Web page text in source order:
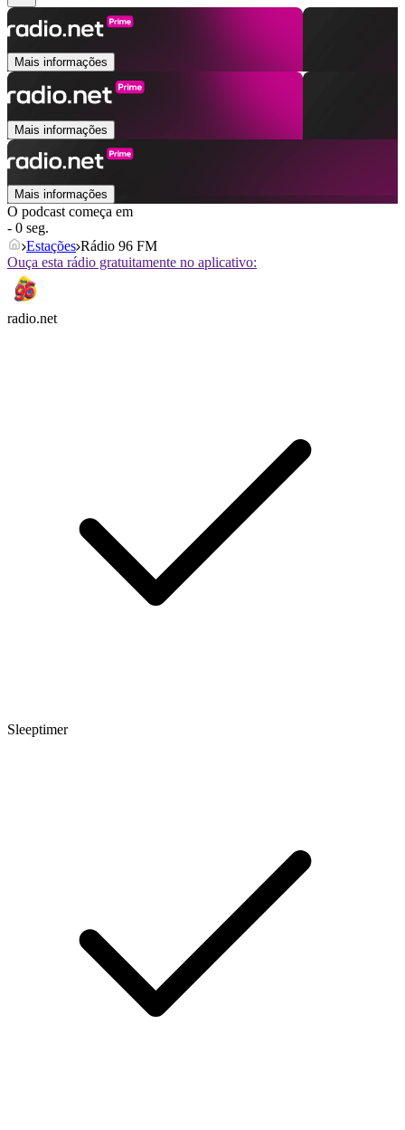
Mais informações
Mais informações
Mais informações
O podcast começa em
- 0 seg.
Estações Rádio 96 FM
Ouça esta rádio gratuitamente no aplicativo:
radio.net
Sleeptimer